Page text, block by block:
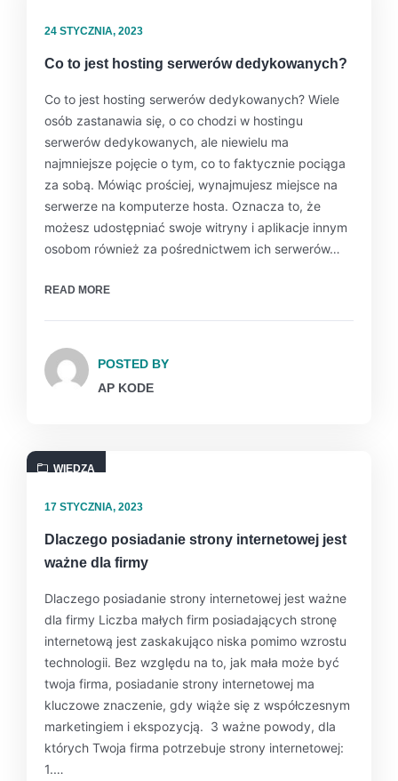
24 STYCZNIA, 2023
Co to jest hosting serwerów dedykowanych?
Co to jest hosting serwerów dedykowanych? Wiele
osób zastanawia się, o co chodzi w hostingu
serwerów dedykowanych, ale niewielu ma
najmniejsze pojęcie o tym, co to faktycznie pociąga
za sobą. Mówiąc prościej, wynajmujesz miejsce na
serwerze na komputerze hosta. Oznacza to, że
możesz udostępniać swoje witryny i aplikacje innym
osobom również za pośrednictwem ich serwerów…
READ MORE
POSTED BY
AP KODE
WIEDZA
17 STYCZNIA, 2023
Dlaczego posiadanie strony internetowej jest
ważne dla firmy
Dlaczego posiadanie strony internetowej jest ważne
dla firmy Liczba małych firm posiadających stronę
internetową jest zaskakująco niska pomimo wzrostu
technologii. Bez względu na to, jak mała może być
twoja firma, posiadanie strony internetowej ma
kluczowe znaczenie, gdy wiąże się z współczesnym
marketingiem i ekspozycją. 3 ważne powody, dla
których Twoja firma potrzebuje strony internetowej:
1.…